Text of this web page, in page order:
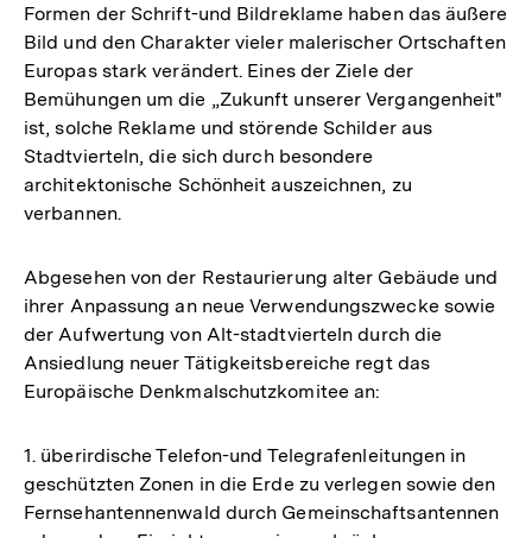
Formen der Schrift-und Bildreklame haben das äußere
Bild und den Charakter vieler malerischer Ortschaften
Europas stark verändert. Eines der Ziele der
Bemühungen um die „Zukunft unserer Vergangenheit"
ist, solche Reklame und störende Schilder aus
Stadtvierteln, die sich durch besondere
architektonische Schönheit auszeichnen, zu
verbannen.
Abgesehen von der Restaurierung alter Gebäude und
ihrer Anpassung an neue Verwendungszwecke sowie
der Aufwertung von Alt-stadtvierteln durch die
Ansiedlung neuer Tätigkeitsbereiche regt das
Europäische Denkmalschutzkomitee an:
1. überirdische Telefon-und Telegrafenleitungen in
geschützten Zonen in die Erde zu verlegen sowie den
Fernsehantennenwald durch Gemeinschaftsantennen